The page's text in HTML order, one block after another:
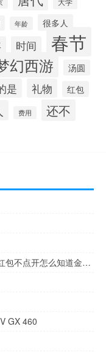
年龄 很多人
时间 春节
幻西游 汤圆
是 礼物 红包
费用 还不
微信红包如何不点开就知道金额（微信红包不点开怎么知道金额）
GX 460